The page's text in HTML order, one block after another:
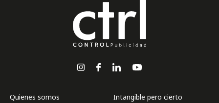
Quienes somos
Intangible pero cierto